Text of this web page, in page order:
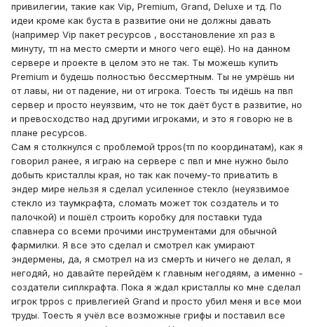
привилегии, такие как Vip, Premium, Grand, Deluxe и тд. По
идеи кроме как буста в развитие они не должны давать
(например Vip пакет ресурсов , восстановление хп раз в
минуту, тп на место смерти и много чего ещё). Но на данном
сервере и проекте в целом это не так. Ты можешь купить
Premium и будешь полностью бессмертным. Ты не умрёшь ни
от лавы, ни от падение, ни от игрока. Тоесть ты идёшь на пвп
сервер и просто неуязвим, что не ток даёт буст в развитие, но
и превосходство над другими игроками, и это я говорю не в
плане ресурсов.
Сам я столкнулся с проблемой tppos(тп по координатам), как я
говорил ранее, я играю на сервере с пвп и мне нужно было
добыть кристаллы края, но так как почему-то приватить в
эндер мире нельзя я сделал усиленное стекло (неуязвимое
стекло из таумкрафта, сломать может ток создатель и то
палочкой) и пошёл строить коробку для поставки туда
спавнера со всеми прочими инструментами для обычной
фармилки. Я все это сделал и смотрел как умирают
эндермены, да, я смотрел на из смерть и ничего не делал, я
негодяй, но давайте перейдём к главным негодяям, а именно -
создатели сиплкрафта. Пока я ждал кристаллы ко мне сделал
игрок tppos с привлегией Grand и просто убил меня и все мои
труды. Тоесть я учёл все возможные грифы и поставил все